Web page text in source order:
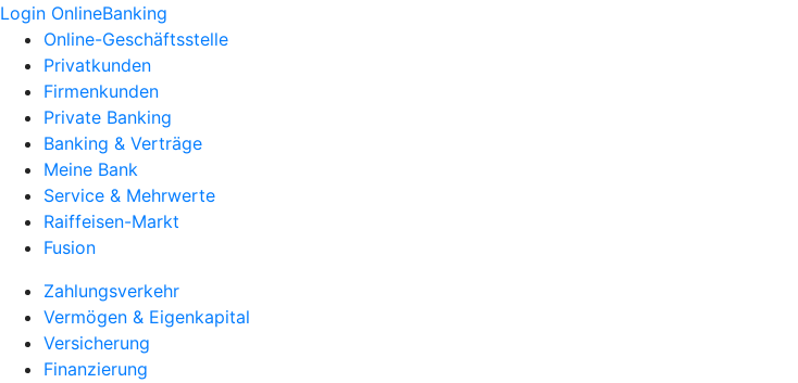
Login OnlineBanking
Online-Geschäftsstelle
Privatkunden
Firmenkunden
Private Banking
Banking & Verträge
Meine Bank
Service & Mehrwerte
Raiffeisen-Markt
Fusion
Zahlungsverkehr
Vermögen & Eigenkapital
Versicherung
Finanzierung